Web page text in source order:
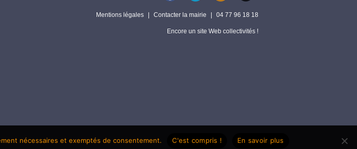
Mentions légales Contacter la mairie 04 77 96 18 18
Encore un site Web collectivités !
nécessaires et exemptés de consentement. C'est compris ! En savoir plus